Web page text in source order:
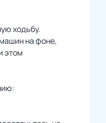
ходьбу.
на фоне,
этом